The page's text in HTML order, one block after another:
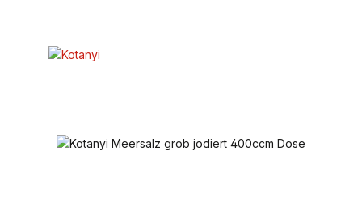
Bildergalerie überspringen